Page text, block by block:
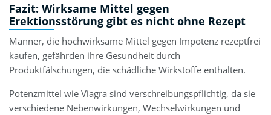
Fazit: Wirksame Mittel gegen
Erektionsstörung gibt es nicht ohne Rezept
Männer, die hochwirksame Mittel gegen Impotenz rezeptfrei
kaufen, gefährden ihre Gesundheit durch
Produktfälschungen, die schädliche Wirkstoffe enthalten.
Potenzmittel wie Viagra sind verschreibungspflichtig, da sie
verschiedene Nebenwirkungen, Wechselwirkungen und